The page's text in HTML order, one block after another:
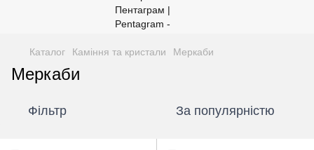
Каталог Каміння та кристали Меркаби
Меркаби
Фільтр За популярністю